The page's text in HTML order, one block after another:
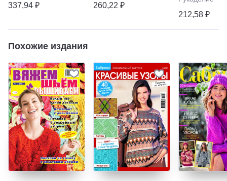
337,94 ₽ 260,22 ₽
212,58 ₽
Похожие издания